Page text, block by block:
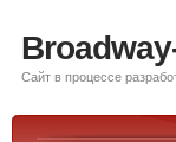
Сайт в процессе